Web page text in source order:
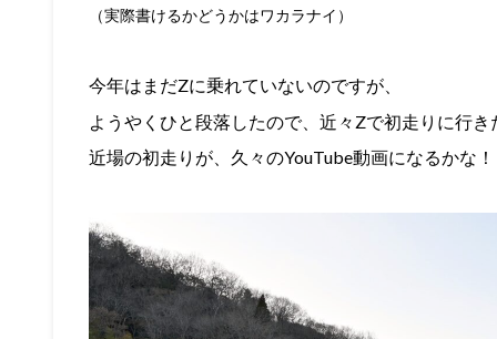
（実際書けるかどうかはワカラナイ）
今年はまだZに乗れていないのですが、
ようやくひと段落したので、近々Zで初走りに行き
近場の初走りが、久々のYouTube動画になるかな！